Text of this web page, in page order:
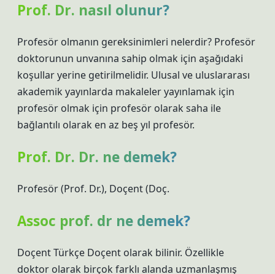
Prof. Dr. nasıl olunur?
Profesör olmanın gereksinimleri nelerdir? Profesör
doktorunun unvanına sahip olmak için aşağıdaki
koşullar yerine getirilmelidir. Ulusal ve uluslararası
akademik yayınlarda makaleler yayınlamak için
profesör olmak için profesör olarak saha ile
bağlantılı olarak en az beş yıl profesör.
Prof. Dr. Dr. ne demek?
Profesör (Prof. Dr.), Doçent (Doç.
Assoc prof. dr ne demek?
Doçent Türkçe Doçent olarak bilinir. Özellikle
doktor olarak birçok farklı alanda uzmanlaşmış